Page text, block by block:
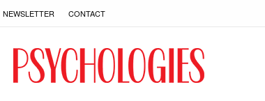
NEWSLETTER CONTACT